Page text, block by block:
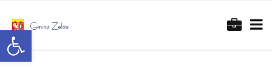
Otwórz pasek narzędzi